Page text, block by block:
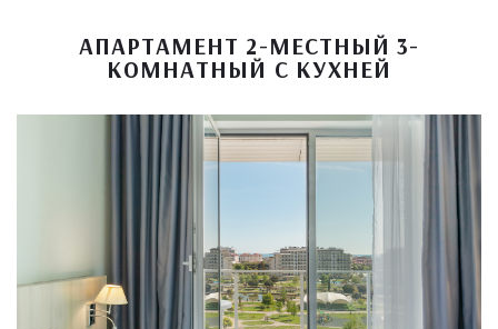
АПАРТАМЕНТ 2-МЕСТНЫЙ 3-
КОМНАТНЫЙ С КУХНЕЙ